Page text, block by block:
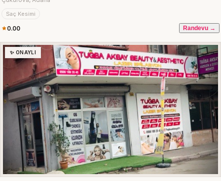
Saç Kesimi
0.00 Randevu →
✨ ONAYLI